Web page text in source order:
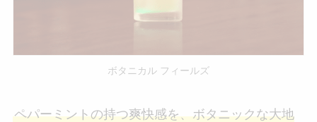
ボタニカル フィールズ
ペパーミントの持つ爽快感を、ボタニックな大地